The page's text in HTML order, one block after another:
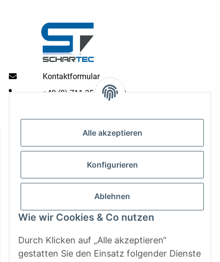
Alle akzeptieren
Konfigurieren
Ablehnen
Wie wir Cookies & Co nutzen
Durch Klicken auf „Alle akzeptieren“
gestatten Sie den Einsatz folgender Dienste
Kontaktformular
+49 (0) 711 35 13 16 00
Gesetzliche Informationen